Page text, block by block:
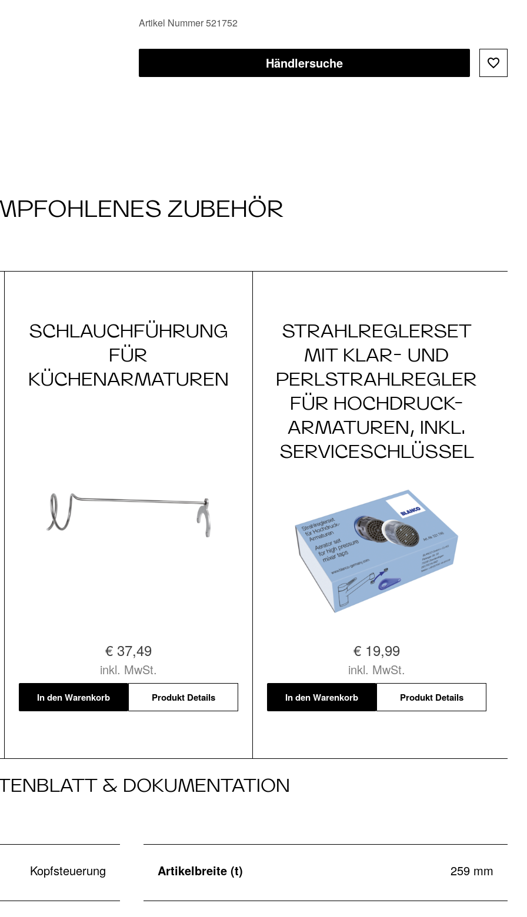
Artikel Nummer 521752
Händlersuche
ZUBEHÖR
SCHLAUCHFÜHRUNG
FÜR
KÜCHENARMATUREN
€ 37,49
inkl. MwSt.
In den Warenkorb Produkt Details
STRAHLREGLERSET
MIT KLAR- UND
PERLSTRAHLREGLER
FÜR HOCHDRUCK-
ARMATUREN, INKL.
SERVICESCHLÜSSEL
€ 19,99
inkl. MwSt.
In den Warenkorb Produkt Details
& DOKUMENTATION
Kopfsteuerung Artikelbreite (t) 259 mm